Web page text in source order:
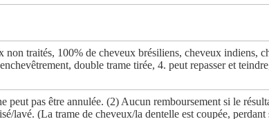
traités, 100% de cheveux brésiliens, cheveux indiens,
double trame tirée, 4. peut repasser et
pas être annulée. (2) Aucun remboursement si le
(La trame de cheveux/la dentelle est coupée, perdant